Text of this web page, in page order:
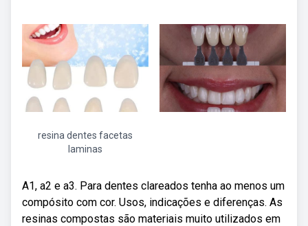
resina dentes facetas
laminas
A1, a2 e a3. Para dentes clareados tenha ao menos um
compósito com cor. Usos, indicações e diferenças. As
resinas compostas são materiais muito utilizados em